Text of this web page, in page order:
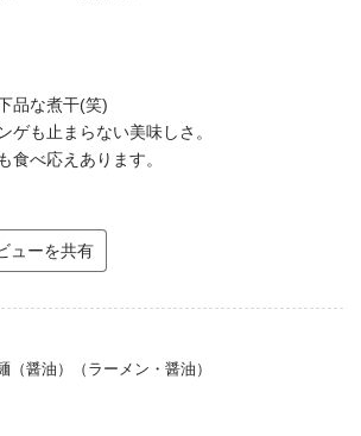
品な煮干(笑)
ゲも止まらない美味しさ。
食べ応えあります。
ューを共有
醤油）（ラーメン・醤油）